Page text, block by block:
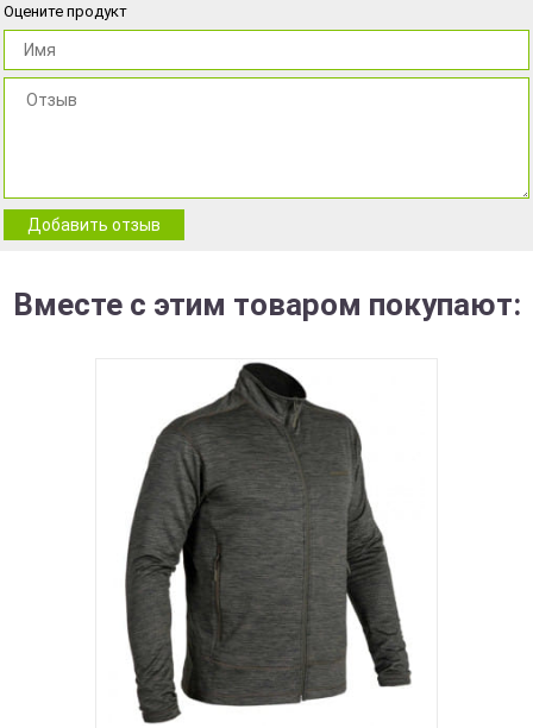
Оцените продукт
Добавить отзыв
Вместе с этим товаром покупают: